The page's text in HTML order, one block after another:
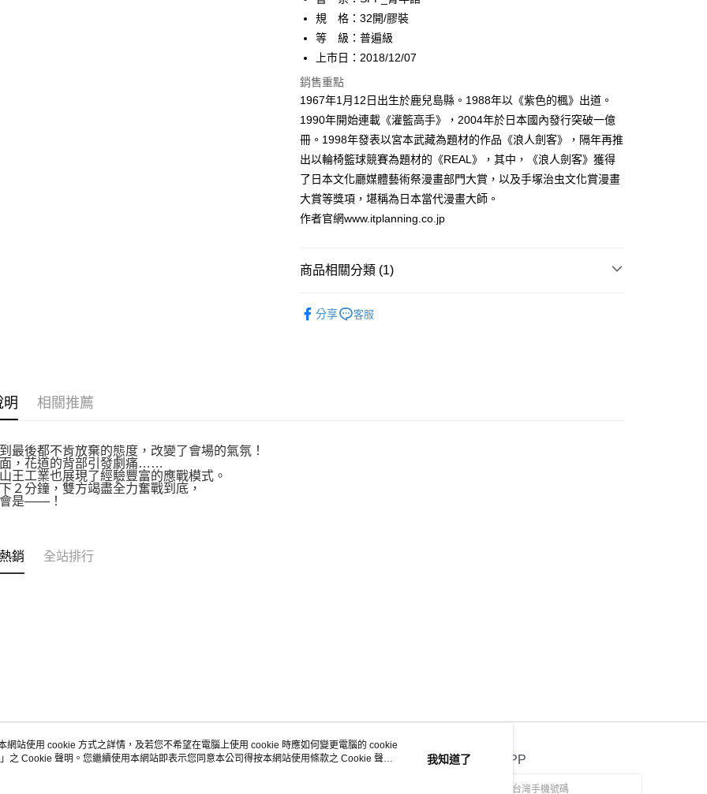
２．便利：只要手機號碼，簡訊認證，即可結帳。
３．安心：先確認商品／服務後，再付款。
１．於結帳方式選擇「AFTEE先享後付」後，將跳轉至「AFTEE先享後
付」結帳頁面，進行簡訊認證並確認金額後，即可完成結帳。
２．訂單成立數日內，您將收到繳費通知簡訊。
３．收到繳費通知簡訊後14天內，點擊此簡訊中的連結，可透過四大超商
／ATM／網路銀行／等多元方式進行付款，方視為交易完成。
※ 請注意：結帳手續完成當下不需立刻繳費，但若您需要取消訂單，請聯
絡購買商品的店家。未經商家同意取消之訂單仍視為有效，需透過AFTEE
先享後付繳納相關費用。
※ 交易是否成功請以「AFTEE先享後付 」之結帳頁面顯示為準，若有關於
付客戶支援中心」https://netprotections.freshdesk.com/support/home
交易，需依本服務之必要範圍內提供個人資料，並將交易相關給付款項請
求債權轉讓予恩沛科技股份有限公司。
３．未成年的使用者請事先徵得法定代理人或監護人之同意方可使用
運送方式
全家取貨付款
每筆NT$80，滿NT$500(含以上)免運費
付款後全家取貨
每筆NT$80，滿NT$500(含以上)免運費
萊爾富取貨付款
每筆NT$80，滿NT$500(含以上)免運費
付款後萊爾富取貨
每筆NT$80，滿NT$500(含以上)免運費
每筆NT$80，滿NT$500(含以上)免運費
每筆NT$80，滿NT$500(含以上)免運費
規 格：32開/膠裝
等 級：普遍級
上市日：2018/12/07
銷售重點
1967年1月12日出生於鹿兒島縣。1988年以《紫色的楓》出道。
1990年開始連載《灌籃高手》，2004年於日本國內發行突破一億
冊。1998年發表以宮本武藏為題材的作品《浪人劍客》，隔年再推
出以輪椅籃球競賽為題材的《REAL》，其中，《浪人劍客》獲得
了日本文化廳媒體藝術祭漫畫部門大賞，以及手塚治虫文化賞漫畫
大賞等獎項，堪稱為日本當代漫畫大師。
作者官網www.itplanning.co.jp
商品相關分類 (1)
分享
客服
明 相關推薦
最後都不肯放棄的態度，改變了會場的氣氛！
，花道的背部引發劇痛……
王工業也展現了經驗豐富的應戰模式。
２分鐘，雙方竭盡全力奮戰到底，
是――！
銷 全站排行
關於我們 客服資訊 官方APP
網站使用 cookie 方式之詳情，及若您不希望在電腦上使用 cookie 時應如何變更電腦的 cookie
」之 Cookie 聲明。您繼續使用本網站即表示您同意本公司得按本網站使用條款之 Cookie 聲明
我知道了